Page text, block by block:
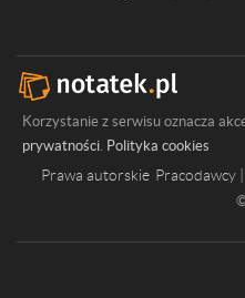
Korzystanie z serwisu oznacza
prywatności. Polityka cookies
Prawa autorskie Pracodawcy